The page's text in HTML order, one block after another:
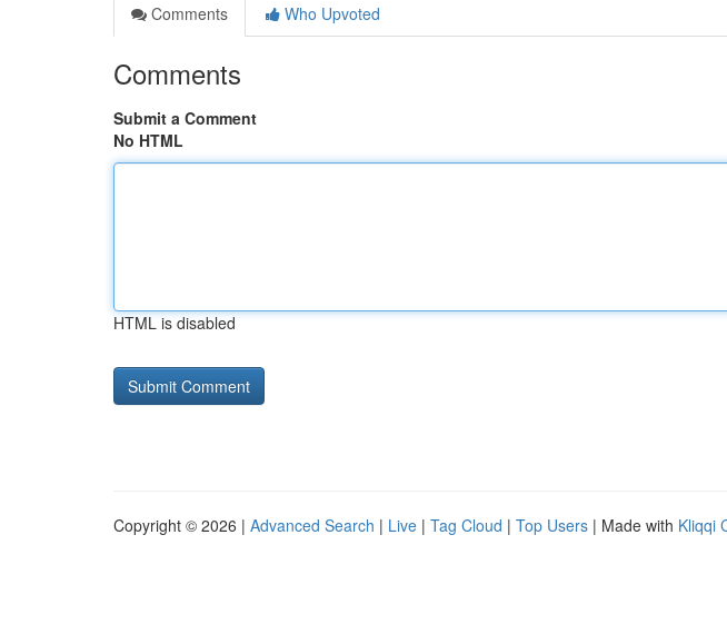
Comments
Who Upvoted
Comments
Submit a Comment
No HTML
HTML is disabled
Copyright © 2026 | Advanced Search | Live | Tag Cloud | Top Users | Made with Kliqqi